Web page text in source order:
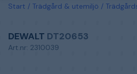
Start Trädgård & utemiljö
DEWALT DT20653
Art.nr: 2310039